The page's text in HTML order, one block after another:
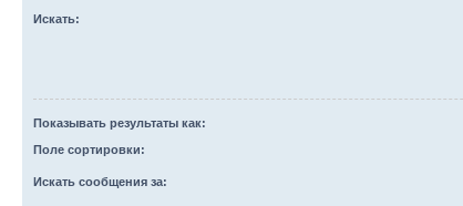
Искать:
Показывать результаты как:
Поле сортировки:
Искать сообщения за: